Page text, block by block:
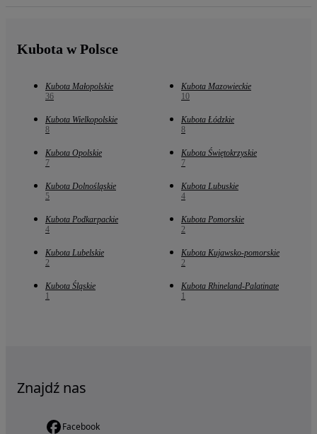
Kubota w Polsce
Kubota Małopolskie
36
Kubota Mazowieckie
10
Kubota Wielkopolskie
8
Kubota Łódzkie
8
Kubota Opolskie
7
Kubota Świętokrzyskie
7
Kubota Dolnośląskie
5
Kubota Lubuskie
4
Kubota Podkarpackie
4
Kubota Pomorskie
2
Kubota Lubelskie
2
Kubota Kujawsko-pomorskie
2
Kubota Śląskie
1
Kubota Rhineland-Palatinate
1
Znajdź nas
Facebook